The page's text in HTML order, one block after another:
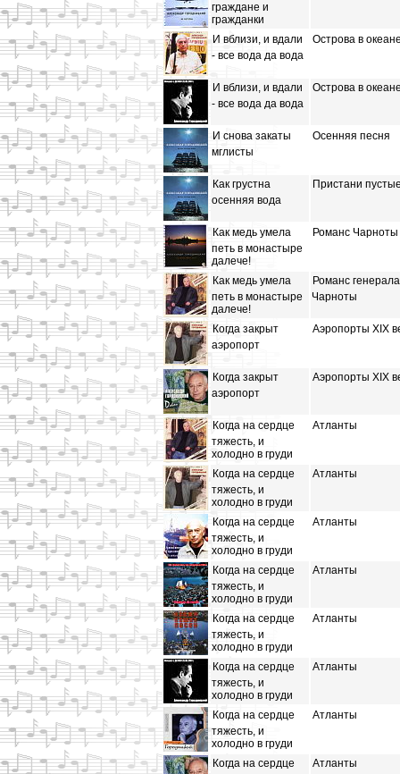
граждане и
гражданки
И вблизи, и вдали
- все вода да вода
Острова в
И вблизи, и вдали
- все вода да вода
Острова в
И снова закаты
мглисты
Осенняя песня
Как грустна
осенняя вода
Пристани
Как медь умела
петь в монастыре
далече!
Романс Чарноты
Как медь умела
петь в монастыре
далече!
Романс генерала
Чарноты
Когда закрыт
аэропорт
Аэропорты XIX
Когда закрыт
аэропорт
Аэропорты XIX
Когда на сердце
тяжесть, и
холодно в груди
Атланты
Когда на сердце
тяжесть, и
холодно в груди
Атланты
Когда на сердце
тяжесть, и
холодно в груди
Атланты
Когда на сердце
тяжесть, и
холодно в груди
Атланты
Когда на сердце
тяжесть, и
холодно в груди
Атланты
Когда на сердце
тяжесть, и
холодно в груди
Атланты
Когда на сердце
тяжесть, и
холодно в груди
Атланты
Когда на сердце
Атланты